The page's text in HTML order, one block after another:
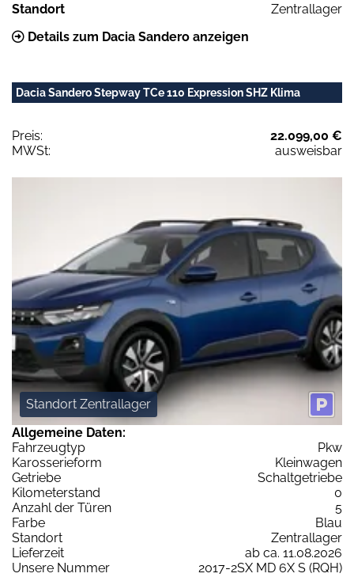
Standort
Zentrallager
Details zum Dacia Sandero anzeigen
Dacia Sandero Stepway TCe 110 Expression SHZ Klima
Preis:
22.099,00 €
MWSt:
ausweisbar
Standort Zentrallager
Allgemeine Daten:
Fahrzeugtyp
Pkw
Karosserieform
Kleinwagen
Getriebe
Schaltgetriebe
Kilometerstand
0
Anzahl der Türen
5
Farbe
Blau
Standort
Zentrallager
Lieferzeit
ab ca. 11.08.2026
Unsere Nummer
2017-2SX MD 6X S (RQH)